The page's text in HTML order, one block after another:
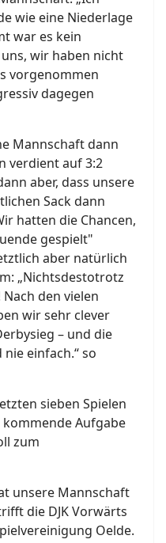
wie eine Niederlage
war es kein
wir haben nicht
vorgenommen
dagegen
Mannschaft dann
verdient auf 3:2
aber, dass unsere
Sack dann
hatten die Chancen,
gespielt"
aber natürlich
„Nichtsdestotrotz
den vielen
wir sehr clever
– und die
einfach.“ so
sieben Spielen
Aufgabe
zum
unsere Mannschaft
die DJK Vorwärts
Oelde.